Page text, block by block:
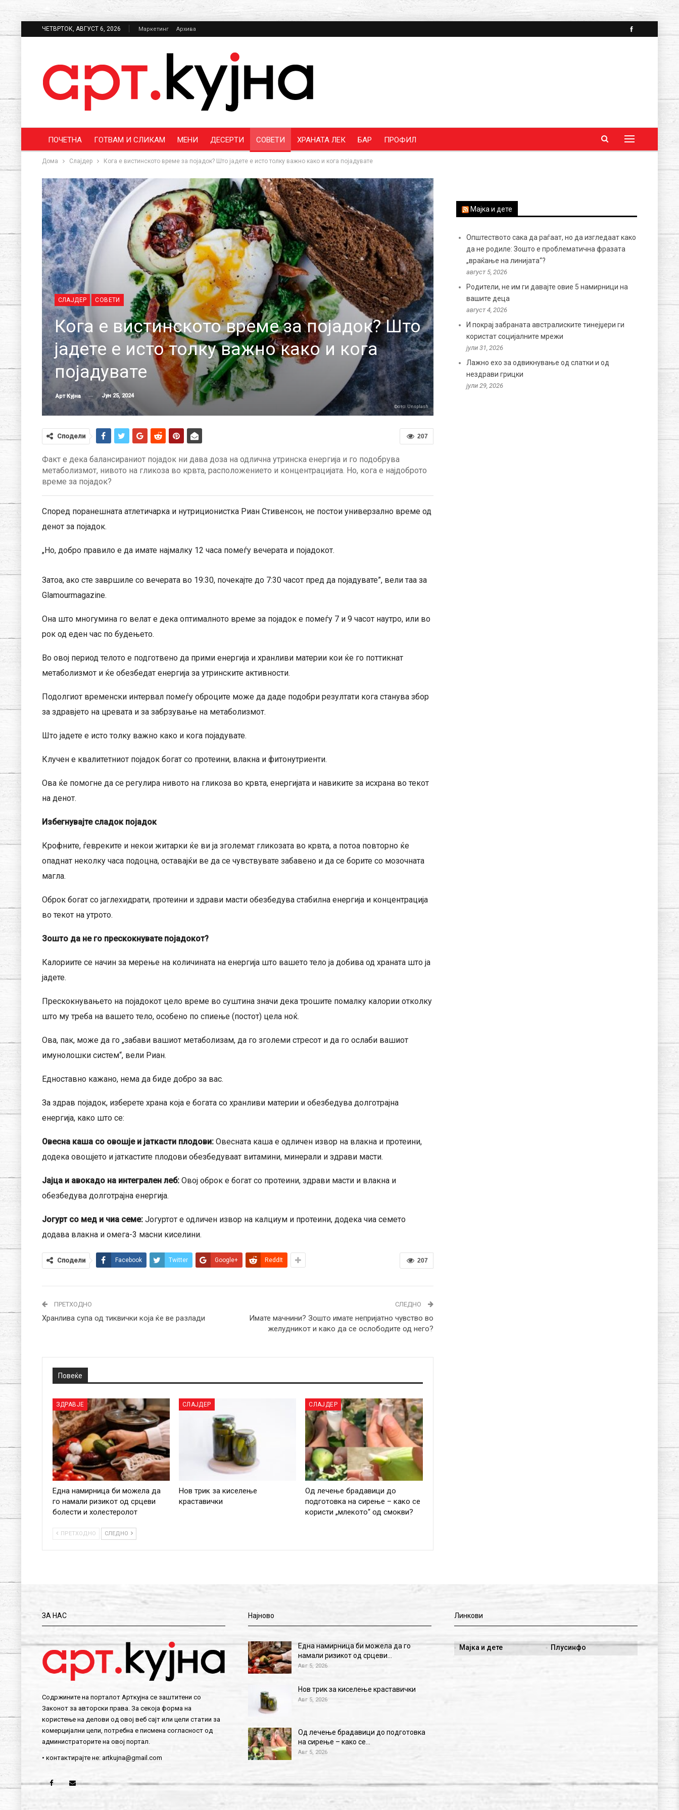
ЧЕТВРТОК, АВГУСТ 6, 2026 Маркетинг Архива
ПОЧЕТНА ГОТВАМ И СЛИКАМ МЕНИ ДЕСЕРТИ СОВЕТИ ХРАНАТА ЛЕК БАР ПРОФИЛ
Дома Слајдер Кога е вистинското време за појадок? Што јадете е исто толку важно како и кога појадувате
СЛАЈДЕР СОВЕТИ
Кога е вистинското време за појадок? Што
јадете е исто толку важно како и кога
појадувате
Арт Кујна Јун 25, 2024
Фото: Unsplash
207
Сподели
Факт е дека балансираниот појадок ни дава доза на одлична утринска енергија и го подобрува
метаболизмот, нивото на гликоза во крвта, расположението и концентрацијата. Но, кога е најдоброто
време за појадок?
Според поранешната атлетичарка и нутриционистка Риан Стивенсон, не постои универзално време од
денот за појадок.
„Но, добро правило е да имате најмалку 12 часа помеѓу вечерата и појадокот.
Затоа, ако сте завршиле со вечерата во 19:30, почекајте до 7:30 часот пред да појадувате”, вели таа за
Glamourmagazine.
Она што многумина го велат е дека оптималното време за појадок е помеѓу 7 и 9 часот наутро, или во
рок од еден час по будењето.
Во овој период телото е подготвено да прими енергија и хранливи материи кои ќе го поттикнат
метаболизмот и ќе обезбедат енергија за утринските активности.
Подолгиот временски интервал помеѓу оброците може да даде подобри резултати кога станува збор
за здравјето на цревата и за забрзување на метаболизмот.
Што јадете е исто толку важно како и кога појадувате.
Клучен е квалитетниот појадок богат со протеини, влакна и фитонутриенти.
Ова ќе помогне да се регулира нивото на гликоза во крвта, енергијата и навиките за исхрана во текот
на денот.
Избегнувајте сладок појадок
Крофните, ѓевреките и некои житарки ќе ви ја зголемат гликозата во крвта, а потоа повторно ќе
опаднат неколку часа подоцна, оставајќи ве да се чувствувате забавено и да се борите со мозочната
магла.
Оброк богат со јаглехидрати, протеини и здрави масти обезбедува стабилна енергија и концентрација
во текот на утрото.
Зошто да не го прескокнувате појадокот?
Калориите се начин за мерење на количината на енергија што вашето тело ја добива од храната што ја
јадете.
Прескокнувањето на појадокот цело време во суштина значи дека трошите помалку калории отколку
што му треба на вашето тело, особено по спиење (постот) цела ноќ.
Ова, пак, може да го „забави вашиот метаболизам, да го зголеми стресот и да го ослаби вашиот
имунолошки систем“, вели Риан.
Едноставно кажано, нема да биде добро за вас.
За здрав појадок, изберете храна која е богата со хранливи материи и обезбедува долготрајна
енергија, како што се:
Овесна каша со овошје и јаткасти плодови: Овесната каша е одличен извор на влакна и протеини,
додека овошјето и јаткастите плодови обезбедуваат витамини, минерали и здрави масти.
Јајца и авокадо на интегрален леб:Овој оброк е богат со протеини, здрави масти и влакна и
обезбедува долготрајна енергија.
Јогурт со мед и чиа семе: Јогуртот е одличен извор на калциум и протеини, додека чиа семето
додава влакна и омега-3 масни киселини.
207
Сподели Facebook Twitter Google+ ReddIt
ПРЕТХОДНО
Хранлива супа од тиквички која ќе ве разлади
СЛЕДНО
Имате мачнини? Зошто имате непријатно чувство во
желудникот и како да се ослободите од него?
Повеќе
ЗДРАВЈЕ
Една намирница би можела да
го намали ризикот од срцеви
болести и холестеролот
СЛАЈДЕР
Нов трик за киселење
краставички
СЛАЈДЕР
Од лечење брадавици до
подготовка на сирење – како се
користи „млекото“ од смокви?
ПРЕТХОДНО СЛЕДНО
Мајка и дете
Општеството сака да раѓаат, но да изгледаат како
да не родиле: Зошто е проблематична фразата
„враќање на линијата“?
август 5, 2026
Родители, не им ги давајте овие 5 намирници на
вашите деца
август 4, 2026
И покрај забраната австралиските тинејџери ги
користат социјалните мрежи
јули 31, 2026
Лажно ехо за одвикнување од слатки и од
нездрави грицки
јули 29, 2026
ЗА НАС
Содржините на порталот Арткујна се заштитени со
Законот за авторски права. За секоја форма на
користење на делови од овој веб сајт или цели статии за
комерцијални цели, потребна е писмена согласност од
администраторите на овој портал.
• контактирајте не: artkujna@gmail.com
Најново
Една намирница би можела да го
намали ризикот од срцеви…
Авг 5, 2026
Нов трик за киселење краставички
Авг 5, 2026
Од лечење брадавици до подготовка
на сирење – како се…
Авг 5, 2026
Линкови
Мајка и дете Плусинфо